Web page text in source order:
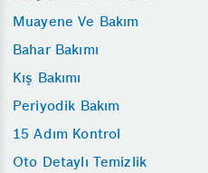
Muayene Ve Bakım
Bahar Bakımı
Kış Bakımı
Periyodik Bakım
15 Adım Kontrol
Oto Detaylı Temizlik